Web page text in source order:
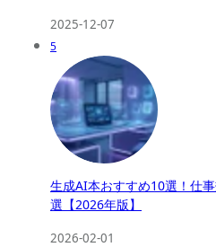
2025-12-07
5
生成AI本おすすめ10選！仕
選【2026年版】
2026-02-01